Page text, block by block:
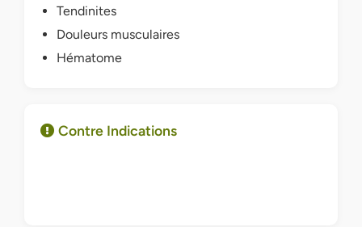
Tendinites
Douleurs musculaires
Hématome
Contre Indications